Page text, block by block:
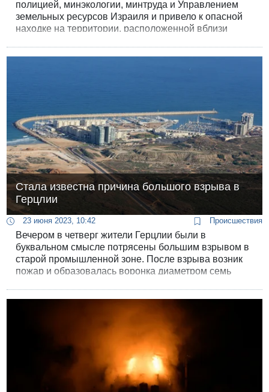
полицией, минэкологии, минтруда и Управлением
земельных ресурсов Израиля и привело к опасной
находке на территории, расположенной вблизи
Стала известна причина большого взрыва в
Герцлии
23 июня 2023, 10:42 Происшествия
Вечером в четверг жители Герцлии были в
буквальном смысле потрясены большим взрывом в
старой промышленной зоне. После взрыва возник
пожар и образовалась воронка диаметром семь